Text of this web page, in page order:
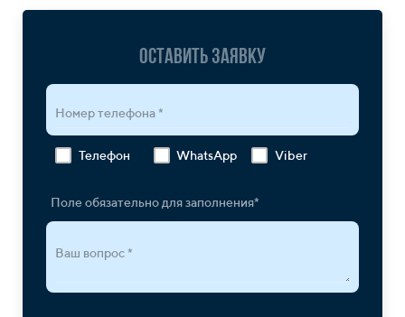
Оставить заявку
Номер телефона *
Телефон WhatsApp Viber
Поле обязательно для заполнения*
Ваш вопрос *